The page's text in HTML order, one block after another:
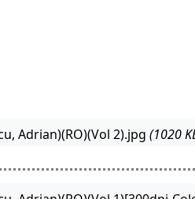
Adrian)(RO)(Vol 2).jpg (1020